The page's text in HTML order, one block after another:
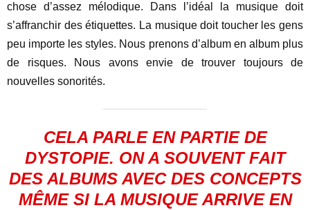
chose d’assez mélodique. Dans l’idéal la musique doit
s’affranchir des étiquettes. La musique doit toucher les gens
peu importe les styles. Nous prenons d’album en album plus
de risques. Nous avons envie de trouver toujours de
nouvelles sonorités.
CELA PARLE EN PARTIE DE
DYSTOPIE. ON A SOUVENT FAIT
DES ALBUMS AVEC DES CONCEPTS
MÊME SI LA MUSIQUE ARRIVE EN